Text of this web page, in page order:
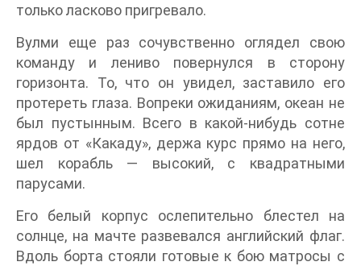
только ласково пригревало.
Вулми еще раз сочувственно оглядел свою
команду и лениво повернулся в сторону
горизонта. То, что он увидел, заставило его
протереть глаза. Вопреки ожиданиям, океан не
был пустынным. Всего в какой-нибудь сотне
ярдов от «Какаду», держа курс прямо на него,
шел корабль — высокий, с квадратными
парусами.
Его белый корпус ослепительно блестел на
солнце, на мачте развевался английский флаг.
Вдоль борта стояли готовые к бою матросы с